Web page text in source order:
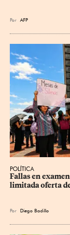
Por AFP
POLÍTICA
Fallas en
limitada oferta
Por Diego Badillo